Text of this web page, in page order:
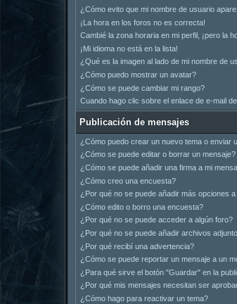
¿Cómo evito que mi nombre de usuario
¡La hora en los foros no es correcta!
Cambié la zona horaria en mi perfil, ¡pero la
¡Mi idioma no está en la lista!
¿Qué es la imagen al lado de mi nombre de
¿Cómo puedo mostrar un avatar?
¿Cómo se puede cambiar mi rango?
Cuando hago clic sobre el enlace de e-mail
Publicación de mensajes
¿Cómo puedo crear un nuevo tema o enviar
¿Cómo se puede editar o borrar un mensaje?
¿Cómo se puede añadir una firma a mi
¿Cómo creo una encuesta?
¿Por qué no se puede añadir más opciones
¿Cómo edito o borro una encuesta?
¿Por qué no se puede acceder a algún foro?
¿Por qué no se puede añadir archivos
¿Por qué recibí una advertencia?
¿Cómo se puede reportar un mensaje a un
¿Para qué sirve el botón "Guardar" en la
¿Por qué mis mensajes necesitan ser
¿Cómo hago para reactivar un tema?